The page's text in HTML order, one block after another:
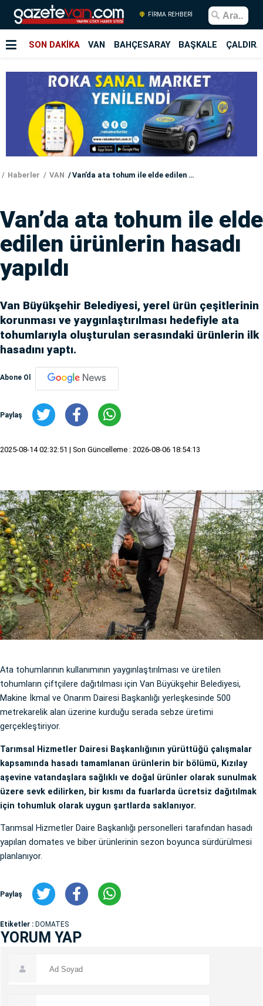
FİRMA REHBERİ
SON DAKİKA VAN BAHÇESARAY BAŞKALE
Haberler VAN Van’da ata tohum ile elde edilen ürünlerin hasadı yapıldı
Van’da ata tohum ile elde
edilen ürünlerin hasadı
yapıldı
Van Büyükşehir Belediyesi, yerel ürün çeşitlerinin
korunması ve yaygınlaştırılması hedefiyle ata
tohumlarıyla oluşturulan serasındaki ürünlerin ilk
hasadını yaptı.
Abone Ol
Paylaş
2025-08-14 02:32:51 | Son Güncelleme : 2026-08-06 18:54:13
Ata tohumlarının kullanımının yaygınlaştırılması ve üretilen
tohumların çiftçilere dağıtılması için Van Büyükşehir Belediyesi,
Makine İkmal ve Onarım Dairesi Başkanlığı yerleşkesinde 500
metrekarelik alan üzerine kurduğu serada sebze üretimi
gerçekleştiriyor.
Tarımsal Hizmetler Dairesi Başkanlığının yürüttüğü çalışmalar
kapsamında hasadı tamamlanan ürünlerin bir bölümü, Kızılay
aşevine vatandaşlara sağlıklı ve doğal ürünler olarak sunulmak
üzere sevk edilirken, bir kısmı da fuarlarda ücretsiz dağıtılmak
için tohumluk olarak uygun şartlarda saklanıyor.
Tarımsal Hizmetler Daire Başkanlığı personelleri tarafından hasadı
yapılan domates ve biber ürünlerinin sezon boyunca sürdürülmesi
planlanıyor.
Paylaş
Etiketler : DOMATES
YORUM YAP